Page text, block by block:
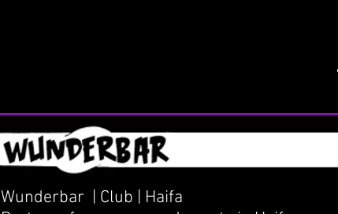
Wunderbar | Club | Haifa